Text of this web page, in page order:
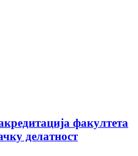
факултета
делатност